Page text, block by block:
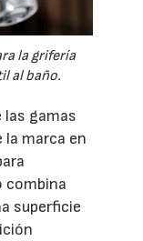
la grifería
al baño.
las gamas
la marca en
combina
superficie